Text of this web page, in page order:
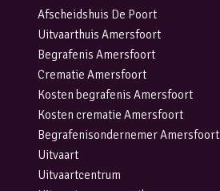
Afscheidshuis De Poort
Uitvaarthuis Amersfoort
Begrafenis Amersfoort
Crematie Amersfoort
Kosten begrafenis Amersfoort
Kosten crematie Amersfoort
Begrafenisondernemer Amersfoort
Uitvaart
Uitvaartcentrum